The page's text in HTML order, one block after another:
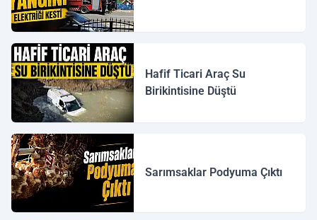
Hafif Ticari Araç Su
Birikintisine Düştü
Sarımsaklar Podyuma Çıktı